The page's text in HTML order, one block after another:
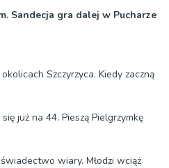
Sandecja gra dalej w Pucharze
Szczyrzyca. Kiedy zaczną
już na 44. Pieszą Pielgrzymkę
wiary. Młodzi wciąż